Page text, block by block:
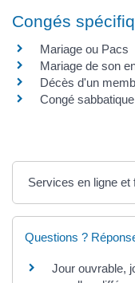
Congés
Mariage ou Pacs
Mariage de son
Décès d'un
Congé sabbatique
Services en ligne et
Questions ?
Jour ouvrable,